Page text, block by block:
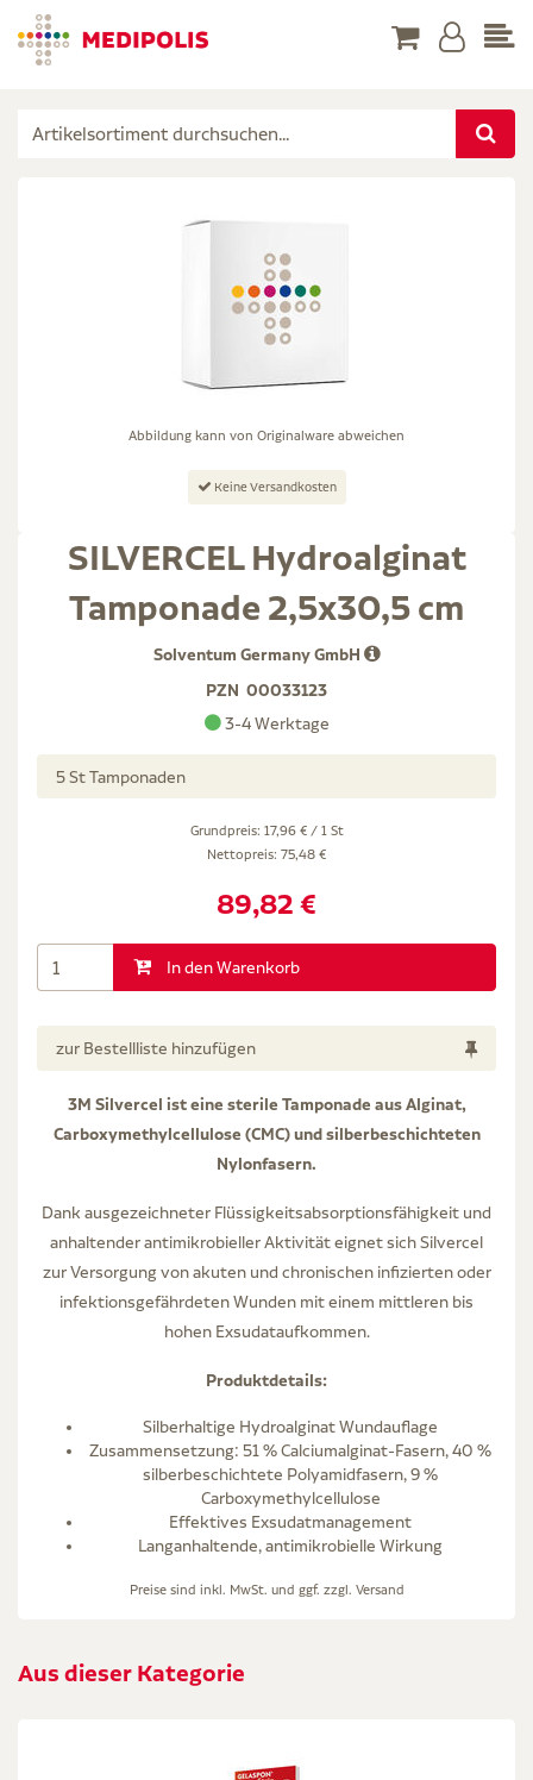
Abbildung kann von Originalware abweichen
Keine Versandkosten
SILVERCEL Hydroalginat
Tamponade 2,5x30,5 cm
Solventum Germany GmbH
PZN 00033123
3-4 Werktage
5 St Tamponaden
Grundpreis: 17,96 € / 1 St
Nettopreis: 75,48 €
89,82 €
In den Warenkorb
zur Bestellliste hinzufügen
3M Silvercel ist eine sterile Tamponade aus Alginat,
Carboxymethylcellulose (CMC) und silberbeschichteten
Nylonfasern.
Dank ausgezeichneter Flüssigkeitsabsorptionsfähigkeit und
anhaltender antimikrobieller Aktivität eignet sich Silvercel
zur Versorgung von akuten und chronischen infizierten oder
infektionsgefährdeten Wunden mit einem mittleren bis
hohen Exsudataufkommen.
Produktdetails:
Silberhaltige Hydroalginat Wundauflage
Zusammensetzung: 51 % Calciumalginat-Fasern, 40 %
silberbeschichtete Polyamidfasern, 9 %
Carboxymethylcellulose
Effektives Exsudatmanagement
Langanhaltende, antimikrobielle Wirkung
Preise sind inkl. MwSt. und ggf. zzgl. Versand
Aus dieser Kategorie